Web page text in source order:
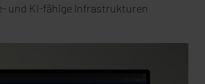
und KI-fähige Infrastrukturen